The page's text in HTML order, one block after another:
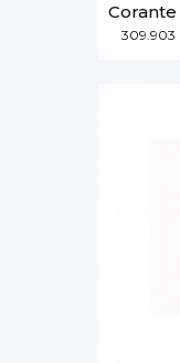
Corante
309.903